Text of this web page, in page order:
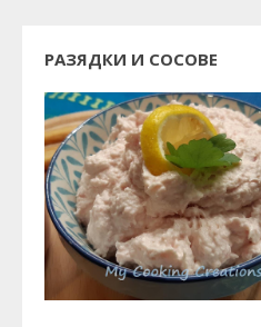
РАЗЯДКИ И СОСОВЕ